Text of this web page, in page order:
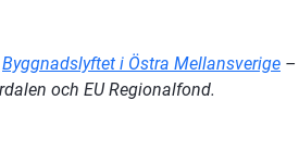
Byggnadslyftet i Östra Mellansverige –
och EU Regionalfond.